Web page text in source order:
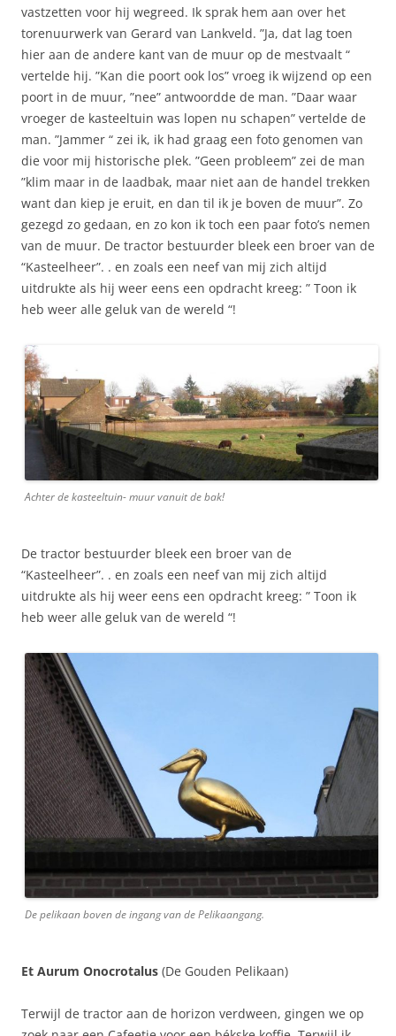
vastzetten voor hij wegreed. Ik sprak hem aan over het
torenuurwerk van Gerard van Lankveld. ”Ja, dat lag toen
hier aan de andere kant van de muur op de mestvaalt “
vertelde hij. ”Kan die poort ook los” vroeg ik wijzend op een
poort in de muur, ”nee” antwoordde de man. ”Daar waar
vroeger de kasteeltuin was lopen nu schapen” vertelde de
man. ”Jammer “ zei ik, ik had graag een foto genomen van
die voor mij historische plek. ”Geen probleem” zei de man
”klim maar in de laadbak, maar niet aan de handel trekken
want dan kiep je eruit, en dan til ik je boven de muur”. Zo
gezegd zo gedaan, en zo kon ik toch een paar foto’s nemen
van de muur. De tractor bestuurder bleek een broer van de
“Kasteelheer”. . en zoals een neef van mij zich altijd
uitdrukte als hij weer eens een opdracht kreeg: ” Toon ik
heb weer alle geluk van de wereld “!
Achter de kasteeltuin- muur vanuit de bak!
De tractor bestuurder bleek een broer van de
“Kasteelheer”. . en zoals een neef van mij zich altijd
uitdrukte als hij weer eens een opdracht kreeg: ” Toon ik
heb weer alle geluk van de wereld “!
De pelikaan boven de ingang van de Pelikaangang.
Et Aurum Onocrotalus (De Gouden Pelikaan)
Terwijl de tractor aan de horizon verdween, gingen we op